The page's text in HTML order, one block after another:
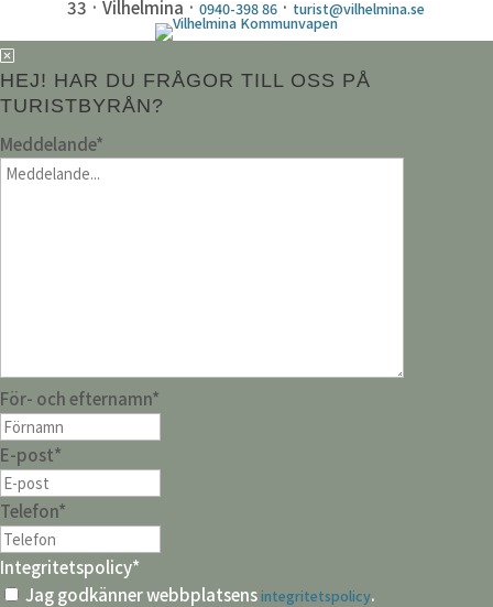
33 · Vilhelmina ·0940-398 86 · turist@vilhelmina.se
HEJ! HAR DU FRÅGOR TILL OSS PÅ
TURISTBYRÅN?
Meddelande*
För- och efternamn*
E-post*
Telefon*
Integritetspolicy*
Jag godkänner webbplatsensintegritetspolicy.